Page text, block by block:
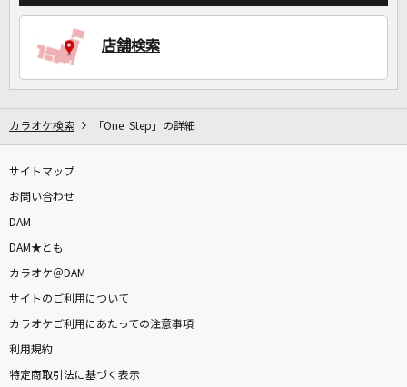
店舗検索
カラオケ検索 「One Step」の詳細
サイトマップ
お問い合わせ
DAM
DAM★とも
カラオケ＠DAM
サイトのご利用について
カラオケご利用にあたっての注意事項
利用規約
特定商取引法に基づく表示